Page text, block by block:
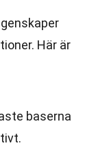
Här är
baserna